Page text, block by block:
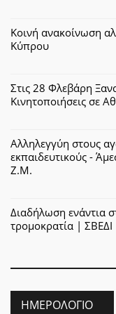
Κοινή ανακοίνωση
Κύπρου
Στις 28 Φλεβάρη
Κινητοποιήσεις σε
Αλληλεγγύη στους
εκπαιδευτικούς -
Ζ.Μ.
Διαδήλωση ενάντια
τρομοκρατία | ΣΒΕΔΙ
ΗΜΕΡΟΛΌΓΙΟ